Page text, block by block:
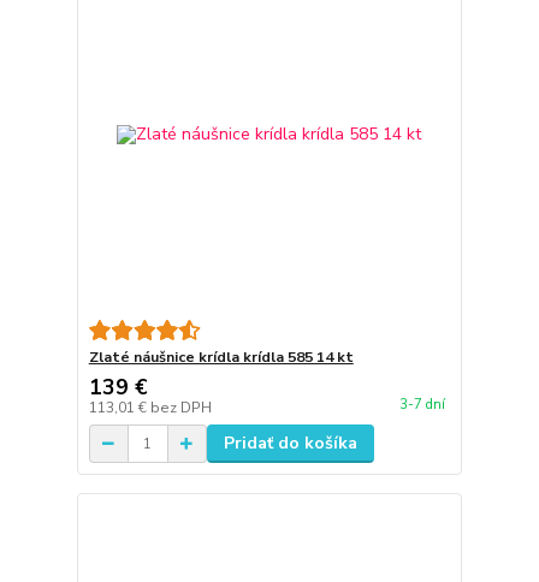
Zlaté náušnice krídla krídla 585 14 kt
139 €
113,01 € bez DPH 3-7 dní
Pridať do košíka